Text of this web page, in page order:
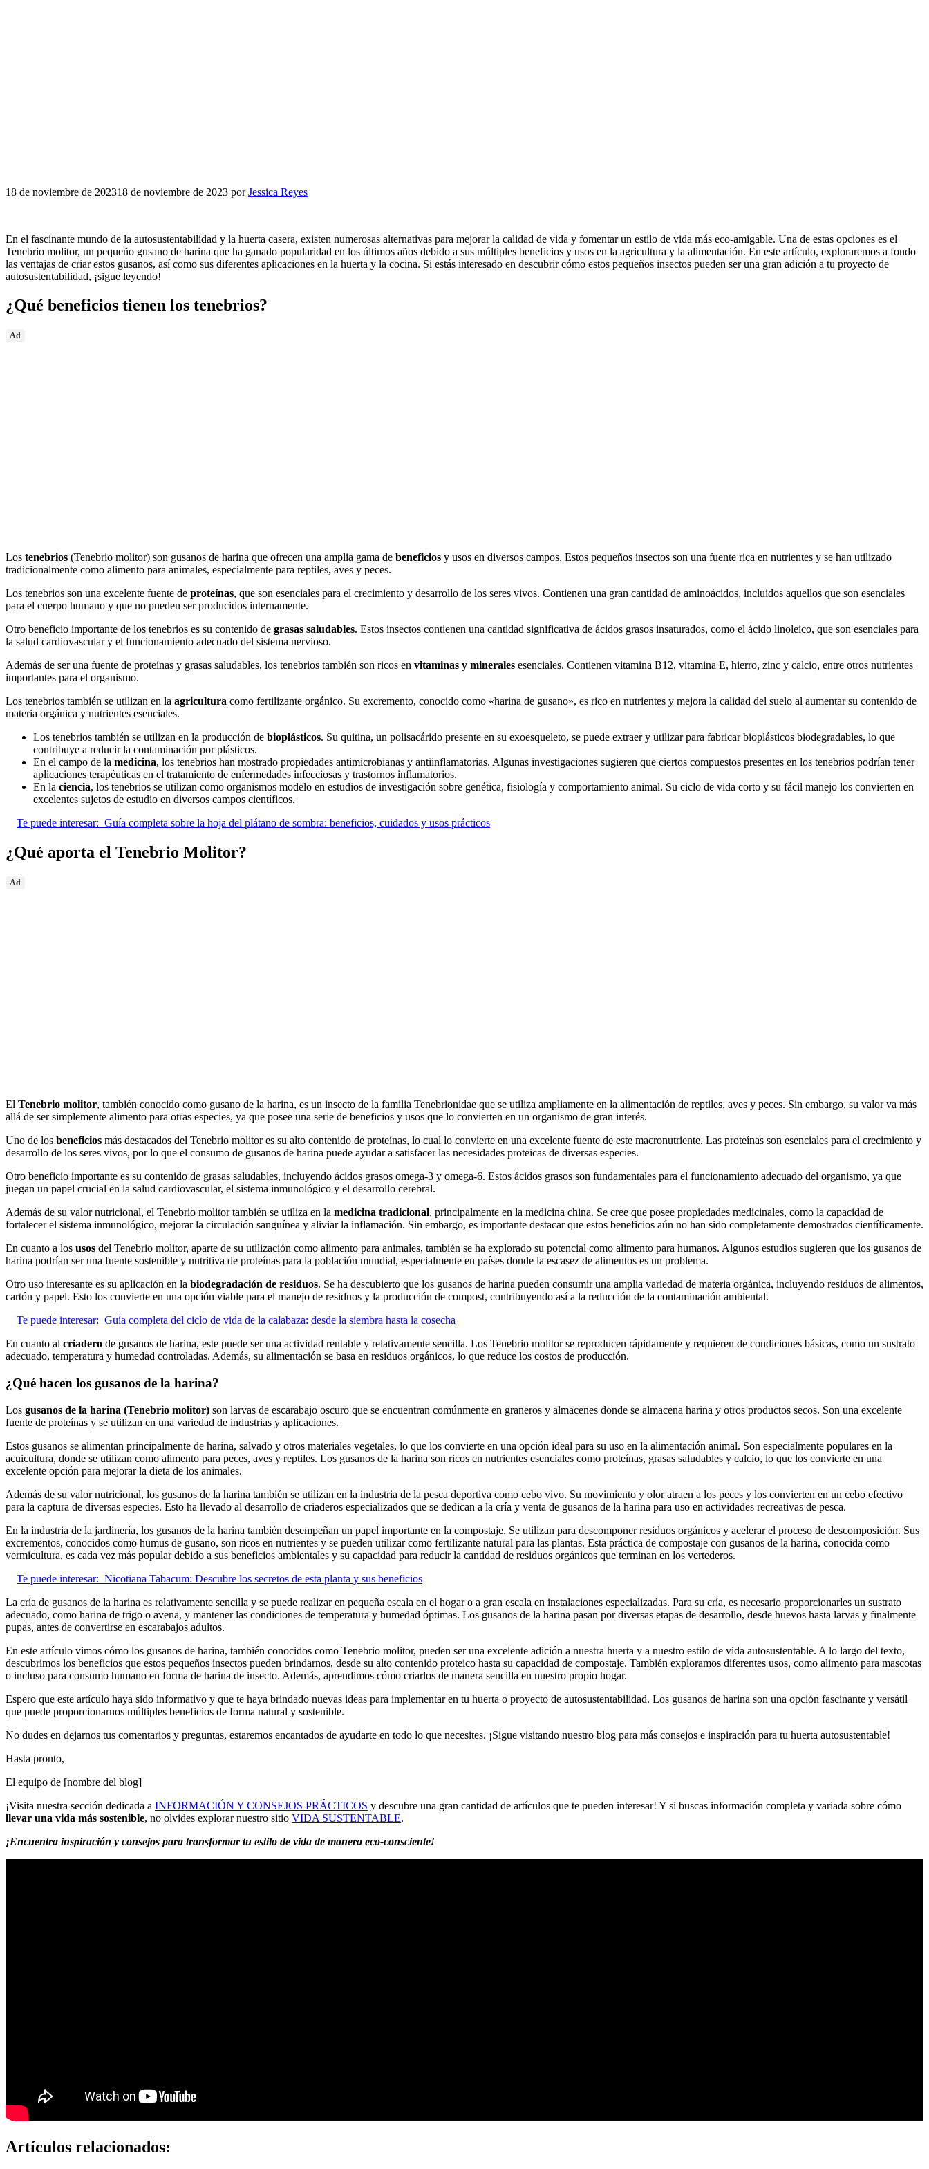
18 de noviembre de 202318 de noviembre de 2023 porJessica Reyes
En el fascinante mundo de la autosustentabilidad y la huerta casera, existen numerosas alternativas para mejorar la calidad de vida y fomentar un estilo de vida más eco-amigable. Una de estas opciones es el
Tenebrio molitor, un pequeño gusano de harina que ha ganado popularidad en los últimos años debido a sus múltiples beneficios y usos en la agricultura y la alimentación. En este artículo, exploraremos a fondo
las ventajas de criar estos gusanos, así como sus diferentes aplicaciones en la huerta y la cocina. Si estás interesado en descubrir cómo estos pequeños insectos pueden ser una gran adición a tu proyecto de
autosustentabilidad, ¡sigue leyendo!
¿Qué beneficios tienen los tenebrios?
Ad
Los tenebrios (Tenebrio molitor) son gusanos de harina que ofrecen una amplia gama de beneficios y usos en diversos campos. Estos pequeños insectos son una fuente rica en nutrientes y se han utilizado
tradicionalmente como alimento para animales, especialmente para reptiles, aves y peces.
Los tenebrios son una excelente fuente de proteínas, que son esenciales para el crecimiento y desarrollo de los seres vivos. Contienen una gran cantidad de aminoácidos, incluidos aquellos que son esenciales
para el cuerpo humano y que no pueden ser producidos internamente.
Otro beneficio importante de los tenebrios es su contenido de grasas saludables. Estos insectos contienen una cantidad significativa de ácidos grasos insaturados, como el ácido linoleico, que son esenciales para
la salud cardiovascular y el funcionamiento adecuado del sistema nervioso.
Además de ser una fuente de proteínas y grasas saludables, los tenebrios también son ricos en vitaminas y minerales esenciales. Contienen vitamina B12, vitamina E, hierro, zinc y calcio, entre otros nutrientes
importantes para el organismo.
Los tenebrios también se utilizan en la agricultura como fertilizante orgánico. Su excremento, conocido como «harina de gusano», es rico en nutrientes y mejora la calidad del suelo al aumentar su contenido de
materia orgánica y nutrientes esenciales.
Los tenebrios también se utilizan en la producción de bioplásticos. Su quitina, un polisacárido presente en su exoesqueleto, se puede extraer y utilizar para fabricar bioplásticos biodegradables, lo que
contribuye a reducir la contaminación por plásticos.
En el campo de la medicina, los tenebrios han mostrado propiedades antimicrobianas y antiinflamatorias. Algunas investigaciones sugieren que ciertos compuestos presentes en los tenebrios podrían tener
aplicaciones terapéuticas en el tratamiento de enfermedades infecciosas y trastornos inflamatorios.
En la ciencia, los tenebrios se utilizan como organismos modelo en estudios de investigación sobre genética, fisiología y comportamiento animal. Su ciclo de vida corto y su fácil manejo los convierten en
excelentes sujetos de estudio en diversos campos científicos.
Te puede interesar: Guía completa sobre la hoja del plátano de sombra: beneficios, cuidados y usos prácticos
¿Qué aporta el Tenebrio Molitor?
Ad
El Tenebrio molitor, también conocido como gusano de la harina, es un insecto de la familia Tenebrionidae que se utiliza ampliamente en la alimentación de reptiles, aves y peces. Sin embargo, su valor va más
allá de ser simplemente alimento para otras especies, ya que posee una serie de beneficios y usos que lo convierten en un organismo de gran interés.
Uno de los beneficios más destacados del Tenebrio molitor es su alto contenido de proteínas, lo cual lo convierte en una excelente fuente de este macronutriente. Las proteínas son esenciales para el crecimiento y
desarrollo de los seres vivos, por lo que el consumo de gusanos de harina puede ayudar a satisfacer las necesidades proteicas de diversas especies.
Otro beneficio importante es su contenido de grasas saludables, incluyendo ácidos grasos omega-3 y omega-6. Estos ácidos grasos son fundamentales para el funcionamiento adecuado del organismo, ya que
juegan un papel crucial en la salud cardiovascular, el sistema inmunológico y el desarrollo cerebral.
Además de su valor nutricional, el Tenebrio molitor también se utiliza en la medicina tradicional, principalmente en la medicina china. Se cree que posee propiedades medicinales, como la capacidad de
fortalecer el sistema inmunológico, mejorar la circulación sanguínea y aliviar la inflamación. Sin embargo, es importante destacar que estos beneficios aún no han sido completamente demostrados científicamente.
En cuanto a los usos del Tenebrio molitor, aparte de su utilización como alimento para animales, también se ha explorado su potencial como alimento para humanos. Algunos estudios sugieren que los gusanos de
harina podrían ser una fuente sostenible y nutritiva de proteínas para la población mundial, especialmente en países donde la escasez de alimentos es un problema.
Otro uso interesante es su aplicación en la biodegradación de residuos. Se ha descubierto que los gusanos de harina pueden consumir una amplia variedad de materia orgánica, incluyendo residuos de alimentos,
cartón y papel. Esto los convierte en una opción viable para el manejo de residuos y la producción de compost, contribuyendo así a la reducción de la contaminación ambiental.
Te puede interesar: Guía completa del ciclo de vida de la calabaza: desde la siembra hasta la cosecha
En cuanto al criadero de gusanos de harina, este puede ser una actividad rentable y relativamente sencilla. Los Tenebrio molitor se reproducen rápidamente y requieren de condiciones básicas, como un sustrato
adecuado, temperatura y humedad controladas. Además, su alimentación se basa en residuos orgánicos, lo que reduce los costos de producción.
¿Qué hacen los gusanos de la harina?
Los gusanos de la harina (Tenebrio molitor) son larvas de escarabajo oscuro que se encuentran comúnmente en graneros y almacenes donde se almacena harina y otros productos secos. Son una excelente
fuente de proteínas y se utilizan en una variedad de industrias y aplicaciones.
Estos gusanos se alimentan principalmente de harina, salvado y otros materiales vegetales, lo que los convierte en una opción ideal para su uso en la alimentación animal. Son especialmente populares en la
acuicultura, donde se utilizan como alimento para peces, aves y reptiles. Los gusanos de la harina son ricos en nutrientes esenciales como proteínas, grasas saludables y calcio, lo que los convierte en una
excelente opción para mejorar la dieta de los animales.
Además de su valor nutricional, los gusanos de la harina también se utilizan en la industria de la pesca deportiva como cebo vivo. Su movimiento y olor atraen a los peces y los convierten en un cebo efectivo
para la captura de diversas especies. Esto ha llevado al desarrollo de criaderos especializados que se dedican a la cría y venta de gusanos de la harina para uso en actividades recreativas de pesca.
En la industria de la jardinería, los gusanos de la harina también desempeñan un papel importante en la compostaje. Se utilizan para descomponer residuos orgánicos y acelerar el proceso de descomposición. Sus
excrementos, conocidos como humus de gusano, son ricos en nutrientes y se pueden utilizar como fertilizante natural para las plantas. Esta práctica de compostaje con gusanos de la harina, conocida como
vermicultura, es cada vez más popular debido a sus beneficios ambientales y su capacidad para reducir la cantidad de residuos orgánicos que terminan en los vertederos.
Te puede interesar: Nicotiana Tabacum: Descubre los secretos de esta planta y sus beneficios
La cría de gusanos de la harina es relativamente sencilla y se puede realizar en pequeña escala en el hogar o a gran escala en instalaciones especializadas. Para su cría, es necesario proporcionarles un sustrato
adecuado, como harina de trigo o avena, y mantener las condiciones de temperatura y humedad óptimas. Los gusanos de la harina pasan por diversas etapas de desarrollo, desde huevos hasta larvas y finalmente
pupas, antes de convertirse en escarabajos adultos.
En este artículo vimos cómo los gusanos de harina, también conocidos como Tenebrio molitor, pueden ser una excelente adición a nuestra huerta y a nuestro estilo de vida autosustentable. A lo largo del texto,
descubrimos los beneficios que estos pequeños insectos pueden brindarnos, desde su alto contenido proteico hasta su capacidad de compostaje. También exploramos diferentes usos, como alimento para mascotas
o incluso para consumo humano en forma de harina de insecto. Además, aprendimos cómo criarlos de manera sencilla en nuestro propio hogar.
Espero que este artículo haya sido informativo y que te haya brindado nuevas ideas para implementar en tu huerta o proyecto de autosustentabilidad. Los gusanos de harina son una opción fascinante y versátil
que puede proporcionarnos múltiples beneficios de forma natural y sostenible.
No dudes en dejarnos tus comentarios y preguntas, estaremos encantados de ayudarte en todo lo que necesites. ¡Sigue visitando nuestro blog para más consejos e inspiración para tu huerta autosustentable!
Hasta pronto,
El equipo de [nombre del blog]
¡Visita nuestra sección dedicada a INFORMACIÓN Y CONSEJOS PRÁCTICOS y descubre una gran cantidad de artículos que te pueden interesar! Y si buscas información completa y variada sobre cómo
llevar una vida más sostenible, no olvides explorar nuestro sitio VIDA SUSTENTABLE.
¡Encuentra inspiración y consejos para transformar tu estilo de vida de manera eco-consciente!
Artículos relacionados: